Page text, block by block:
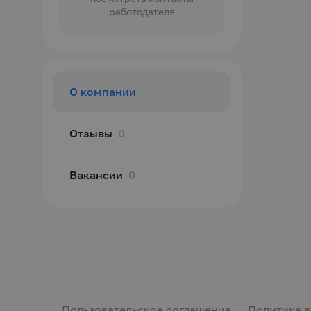
работодателя
О компании
Отзывы 0
Вакансии 0